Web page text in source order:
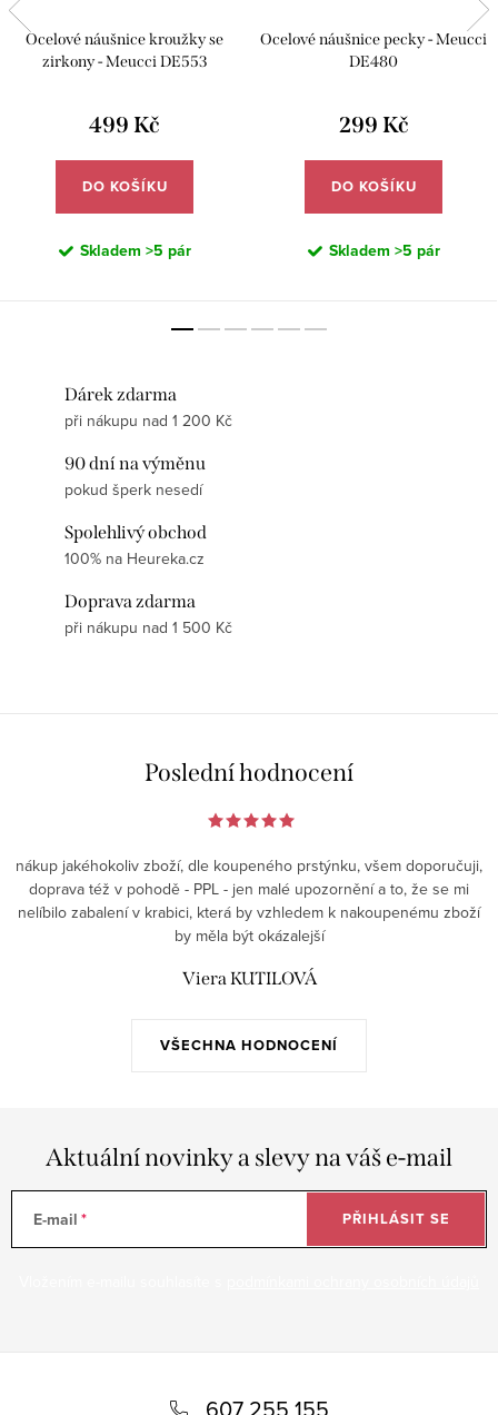
Ocelové náušnice kroužky se
zirkony - Meucci DE553
499 Kč
DO KOŠÍKU
Skladem >5 pár
Ocelové náušnice pecky - Meucci
DE480
299 Kč
DO KOŠÍKU
Skladem >5 pár
Dárek zdarma
při nákupu nad 1 200 Kč
90 dní na výměnu
pokud šperk nesedí
Spolehlivý obchod
100% na Heureka.cz
Doprava zdarma
při nákupu nad 1 500 Kč
Poslední hodnocení
VŠECHNA HODNOCENÍ
nákup jakéhokoliv zboží, dle koupeného prstýnku, všem doporučuji,
doprava též v pohodě - PPL - jen malé upozornění a to, že se mi
nelíbilo zabalení v krabici, která by vzhledem k nakoupenému zboží
by měla být okázalejší
Viera KUTILOVÁ
Aktuální novinky a slevy na váš e-mail
E-mail PŘIHLÁSIT SE